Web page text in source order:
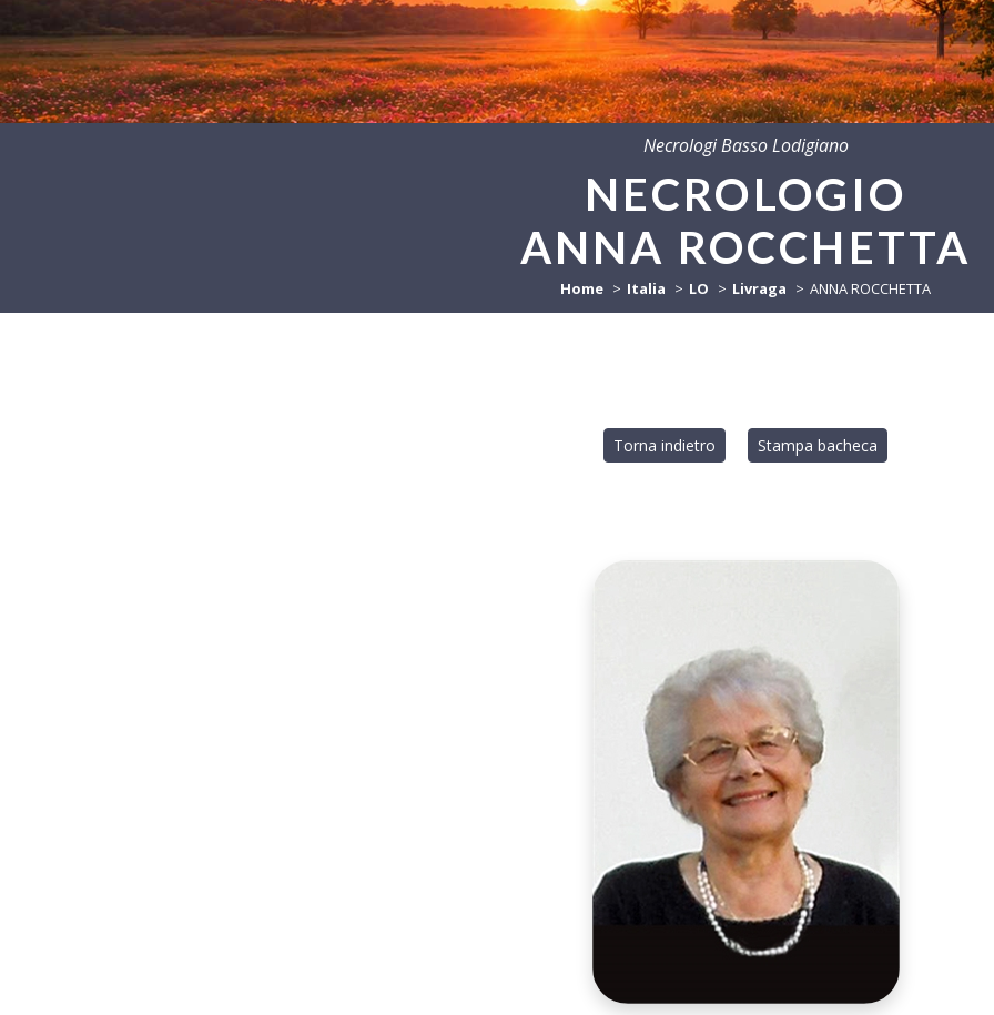
Necrologi Basso Lodigiano
NECROLOGIO
ANNA ROCCHETTA
Home Italia LO Livraga ANNA ROCCHETTA
Torna indietro Stampa bacheca